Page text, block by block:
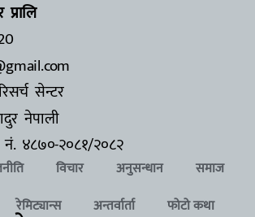
सेन्टर
नेपाली
नं. ४८७०-२०८१/२०८२
विचार अनुसन्धान
समाज
रेमिट्यान्स अन्तर्वार्ता फोटो कथा